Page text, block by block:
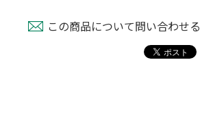
￥9,180
この商品について問い合わせる